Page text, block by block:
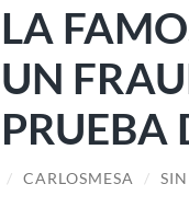
LA
UN
PRUEBA
/ CARLOSMESA /